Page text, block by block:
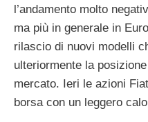
l’andamento molto
ma più in generale in
rilascio di nuovi modelli
ulteriormente la
mercato. Ieri le azioni
borsa con un leggero